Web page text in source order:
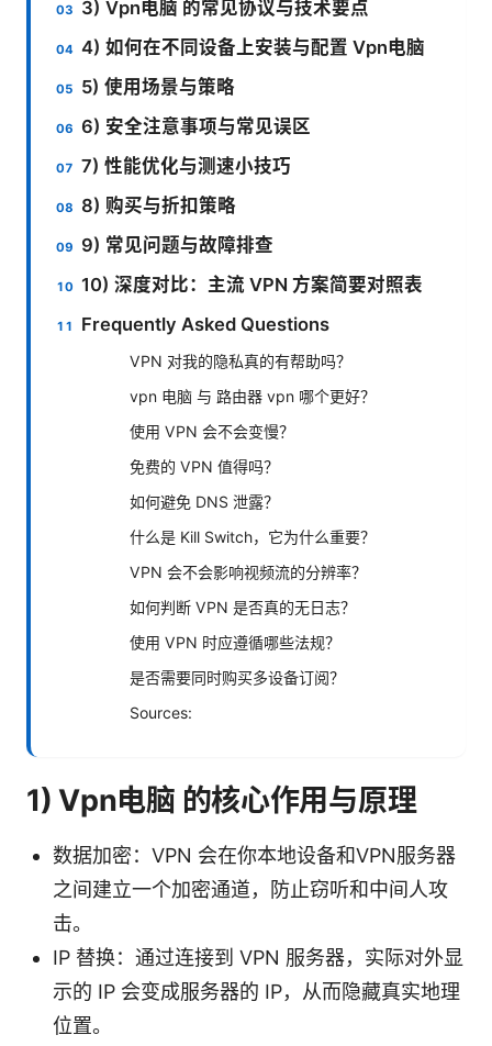
3) Vpn电脑 的常见协议与技术要点
4) 如何在不同设备上安装与配置 Vpn电脑
5) 使用场景与策略
6) 安全注意事项与常见误区
7) 性能优化与测速小技巧
8) 购买与折扣策略
9) 常见问题与故障排查
10) 深度对比：主流 VPN 方案简要对照表
Frequently Asked Questions
VPN 对我的隐私真的有帮助吗？
vpn 电脑 与 路由器 vpn 哪个更好？
使用 VPN 会不会变慢？
免费的 VPN 值得吗？
如何避免 DNS 泄露？
什么是 Kill Switch，它为什么重要？
VPN 会不会影响视频流的分辨率？
如何判断 VPN 是否真的无日志？
使用 VPN 时应遵循哪些法规？
是否需要同时购买多设备订阅？
Sources:
1) Vpn电脑 的核心作用与原理
数据加密：VPN 会在你本地设备和VPN服务器
之间建立一个加密通道，防止窃听和中间人攻
击。
IP 替换：通过连接到 VPN 服务器，实际对外显
示的 IP 会变成服务器的 IP，从而隐藏真实地理
位置。